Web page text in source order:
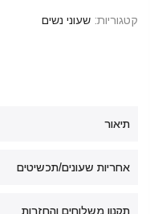
קטגוריות: שעוני נשים
תיאור
אחריות שעונים/תכשיטים
תקנון משלוחים והחזרות